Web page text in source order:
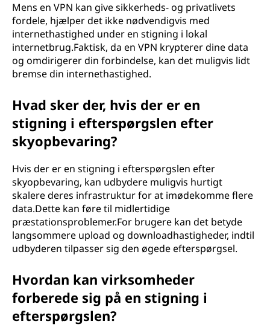
Mens en VPN kan give sikkerheds- og privatlivets
fordele, hjælper det ikke nødvendigvis med
internethastighed under en stigning i lokal
internetbrug.Faktisk, da en VPN krypterer dine data
og omdirigerer din forbindelse, kan det muligvis lidt
bremse din internethastighed.
Hvad sker der, hvis der er en
stigning i efterspørgslen efter
skyopbevaring?
Hvis der er en stigning i efterspørgslen efter
skyopbevaring, kan udbydere muligvis hurtigt
skalere deres infrastruktur for at imødekomme flere
data.Dette kan føre til midlertidige
præstationsproblemer.For brugere kan det betyde
langsommere upload og downloadhastigheder, indtil
udbyderen tilpasser sig den øgede efterspørgsel.
Hvordan kan virksomheder
forberede sig på en stigning i
efterspørgslen?